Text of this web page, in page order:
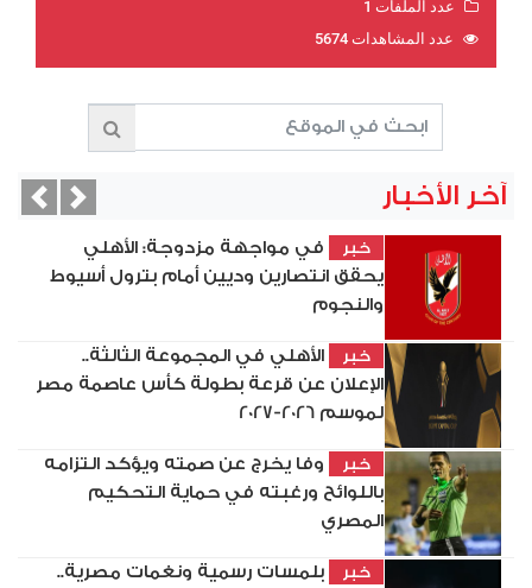
عدد الملفات 1
عدد المشاهدات 5674
آخر الأخبار
خبر
في مواجهة مزدوجة: الأهلي
يحقق انتصارين وديين أمام بترول أسيوط
والنجوم
خبر
الأهلي في المجموعة الثالثة..
الإعلان عن قرعة بطولة كأس عاصمة مصر
لموسم 2026-2027
خبر
وفا يخرج عن صمته ويؤكد التزامه
باللوائح ورغبته في حماية التحكيم
المصري
خبر
بلمسات رسمية ونغمات مصرية..
Next